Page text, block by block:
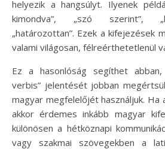
helyezik a hangsúlyt. Ilyenek
kimondva”, „szó szerint”,
„határozottan”. Ezek a kifejezések
valami világosan, félreérthetetlenül
Ez a hasonlóság segíthet
verbis” jelentését jobban
magyar megfelelőjét használjuk. Ha
akkor érdemes inkább magyar
különösen a hétköznapi
vagy szakmai szövegekben a